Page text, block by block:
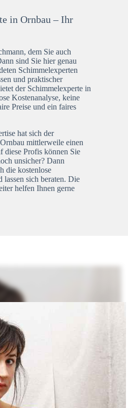
in Ornbau – Ihr
dem Sie auch
sind Sie hier genau
Schimmelexperten
und praktischer
der Schimmelexperte in
Kostenanalyse, keine
Preise und ein faires
hat sich der
mittlerweile einen
diese Profis können Sie
unsicher? Dann
die kostenlose
lassen sich beraten. Die
helfen Ihnen gerne